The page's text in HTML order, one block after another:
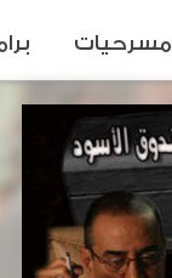
مسرحيات